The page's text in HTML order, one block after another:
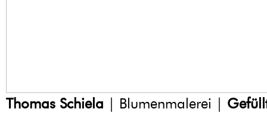
Thomas Schiela | Blumenmalerei |